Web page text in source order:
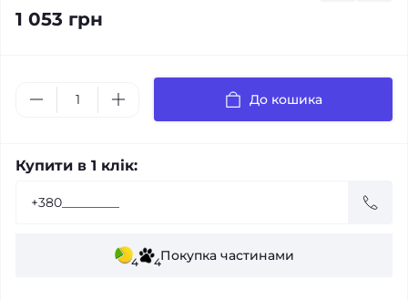
1 053 грн
До кошика
Купити в 1 клік:
4 4Покупка частинами